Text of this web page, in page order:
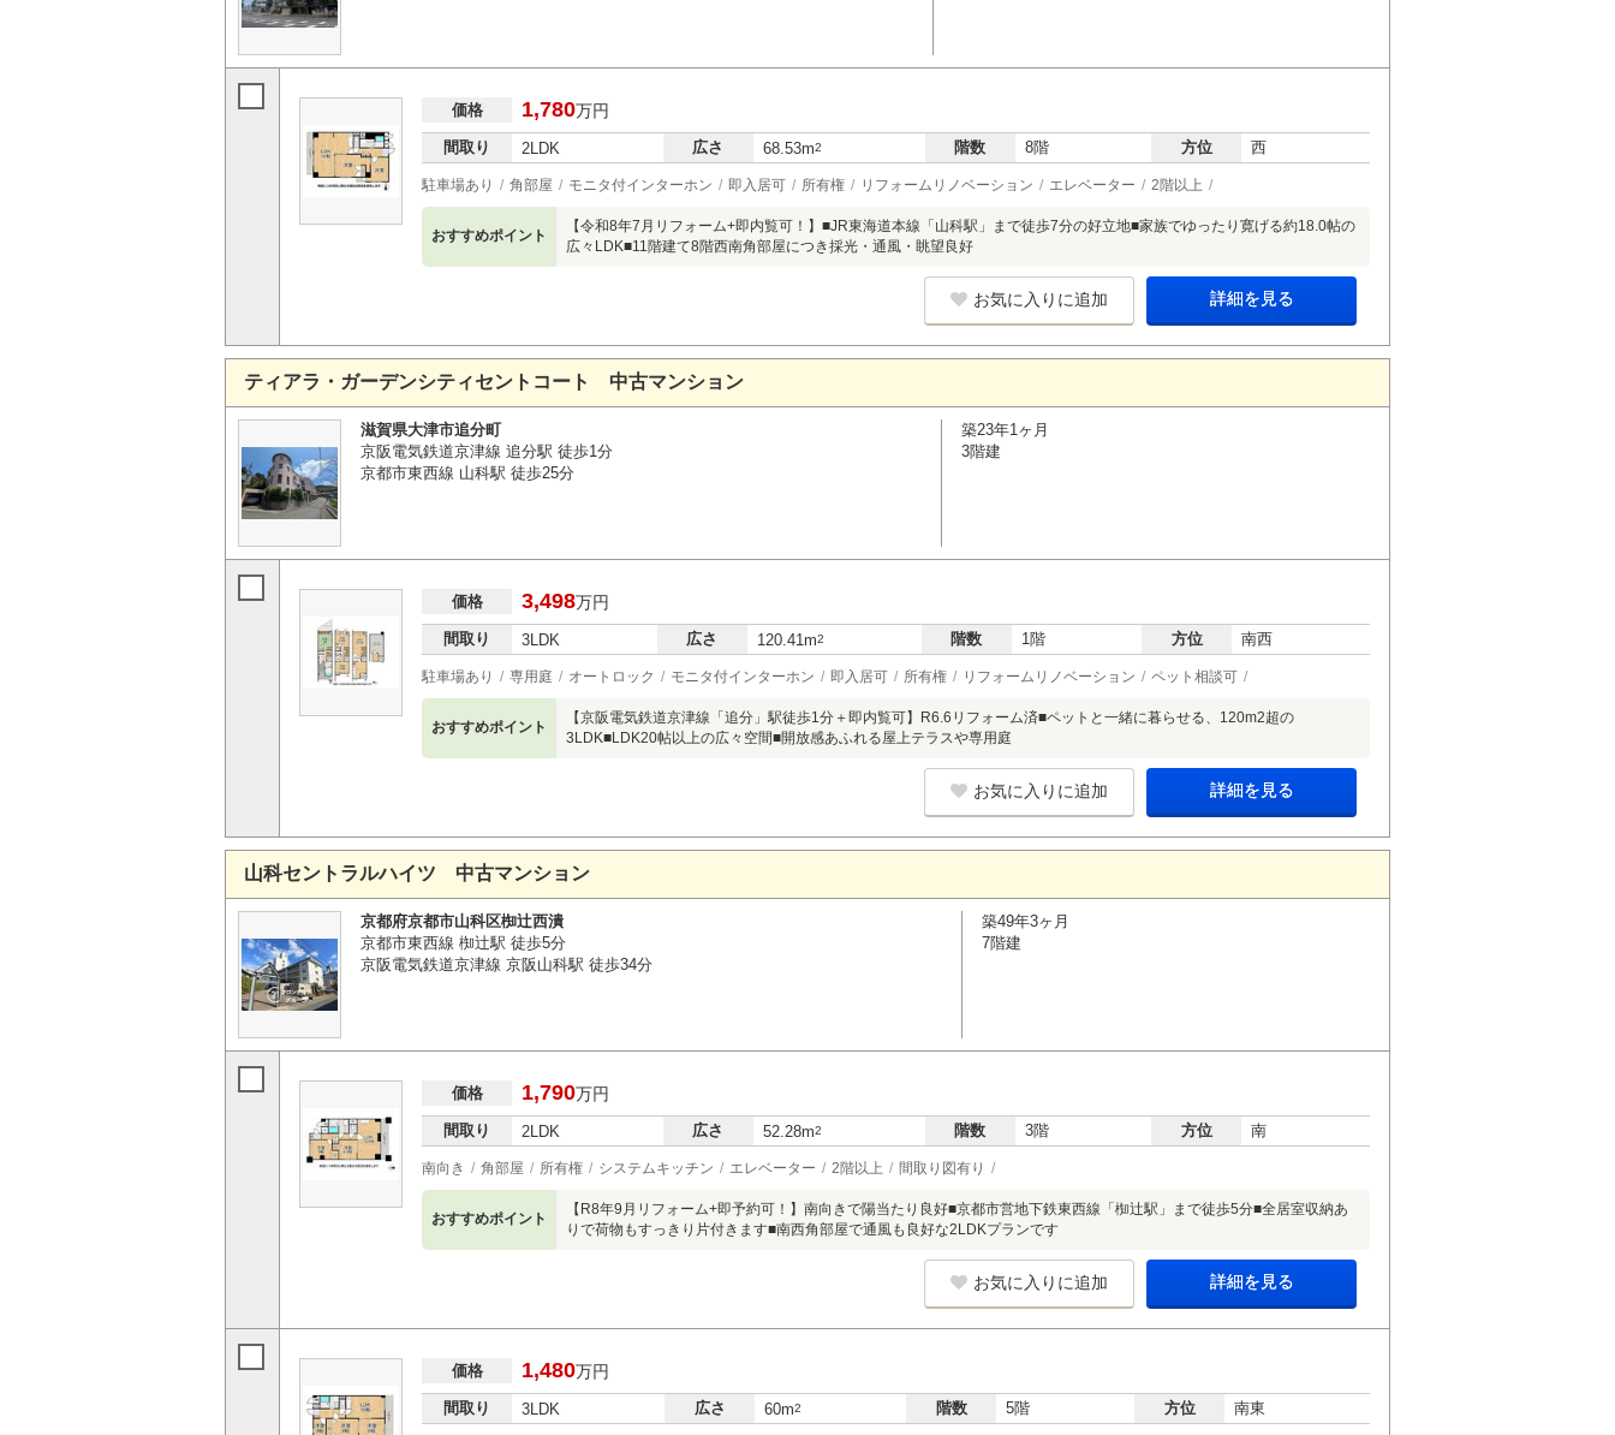
価格 1,780万円
間取り 2LDK 広さ 68.53m2 階数 8階 方位 西
駐車場あり 角部屋 モニタ付インターホン 即入居可 所有権 リフォームリノベーション エレベーター 2階以上
おすすめポイント
【令和8年7月リフォーム+即内覧可！】■JR東海道本線「山科駅」まで徒歩7分の好立地■家族でゆったり寛げる約18.0帖の
広々LDK■11階建て8階西南角部屋につき採光・通風・眺望良好
お気に入りに追加 詳細を見る
ティアラ・ガーデンシティセントコート 中古マンション
滋賀県大津市追分町
京阪電気鉄道京津線 追分駅 徒歩1分
京都市東西線 山科駅 徒歩25分
築23年1ヶ月
3階建
価格 3,498万円
間取り 3LDK 広さ 120.41m2 階数 1階 方位 南西
駐車場あり 専用庭 オートロック モニタ付インターホン 即入居可 所有権 リフォームリノベーション ペット相談可
おすすめポイント
【京阪電気鉄道京津線「追分」駅徒歩1分＋即内覧可】R6.6リフォーム済■ペットと一緒に暮らせる、120m2超の
3LDK■LDK20帖以上の広々空間■開放感あふれる屋上テラスや専用庭
お気に入りに追加 詳細を見る
山科セントラルハイツ 中古マンション
京都府京都市山科区椥辻西潰
京都市東西線 椥辻駅 徒歩5分
京阪電気鉄道京津線 京阪山科駅 徒歩34分
築49年3ヶ月
7階建
価格 1,790万円
間取り 2LDK 広さ 52.28m2 階数 3階 方位 南
南向き 角部屋 所有権 システムキッチン エレベーター 2階以上 間取り図有り
おすすめポイント
【R8年9月リフォーム+即予約可！】南向きで陽当たり良好■京都市営地下鉄東西線「椥辻駅」まで徒歩5分■全居室収納あ
りで荷物もすっきり片付きます■南西角部屋で通風も良好な2LDKプランです
お気に入りに追加 詳細を見る
価格 1,480万円
間取り 3LDK 広さ 60m2 階数 5階 方位 南東